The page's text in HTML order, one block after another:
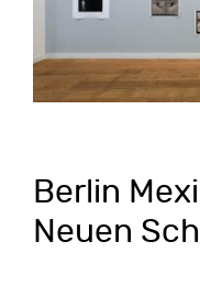
Berlin
Neuen